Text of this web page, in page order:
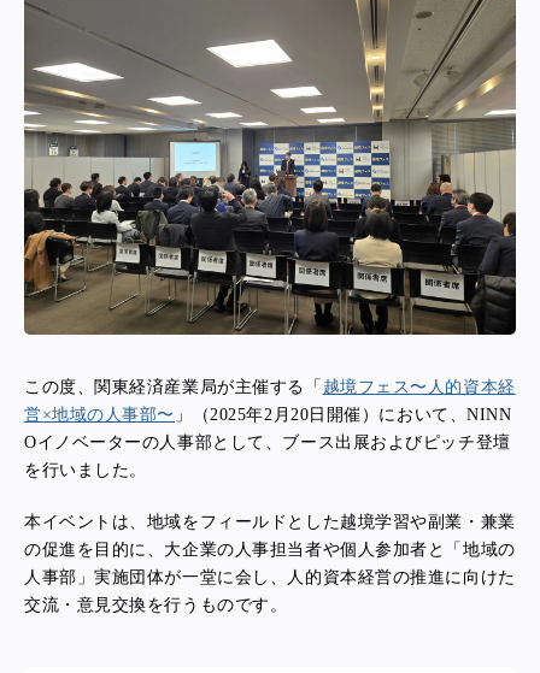
この度、関東経済産業局が主催する「 越境フェス〜人的資本経
営×地域の人事部〜 」（2025年2月20日開催）において、NINN
Oイノベーターの人事部として、ブース出展およびピッチ登壇
を行いました。
本イベントは、地域をフィールドとした越境学習や副業・兼業
の促進を目的に、大企業の人事担当者や個人参加者と「地域の
人事部」実施団体が一堂に会し、人的資本経営の推進に向けた
交流・意見交換を行うものです。